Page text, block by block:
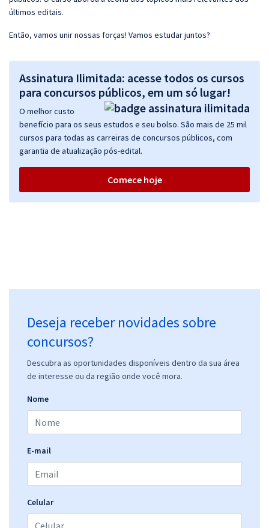
últimos editais.
Então, vamos unir nossas forças! Vamos estudar juntos?
Assinatura Ilimitada: acesse todos os cursos
para concursos públicos, em um só lugar!
O melhor custo
benefício para os seus estudos e seu bolso. São mais de 25 mil
cursos para todas as carreiras de concursos públicos, com
garantia de atualização pós-edital.
Comece hoje
Deseja receber novidades sobre
concursos?
Descubra as oportunidades disponíveis dentro da sua área
de interesse ou da região onde você mora.
Nome
E-mail
Celular